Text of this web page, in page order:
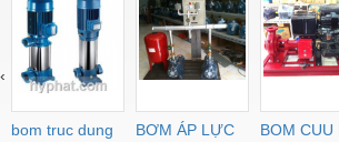
bom truc dung
BƠM ÁP LỰC
BOM CUU
‹